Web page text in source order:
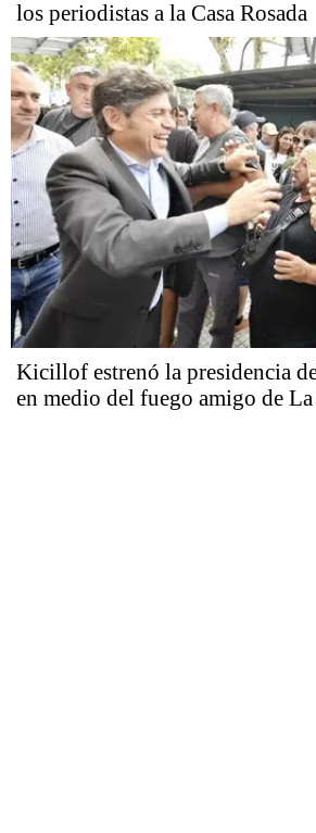
los periodistas a la Casa Rosada
Kicillof estrenó la presidencia
en medio del fuego amigo de